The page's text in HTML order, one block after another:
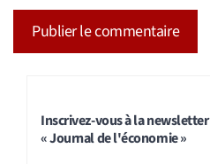
Inscrivez-vous à la newsletter
« Journal de l'économie »